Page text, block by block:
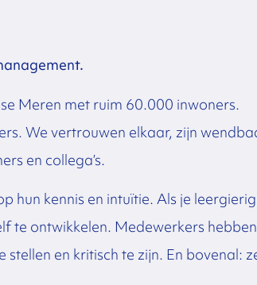
Meren met ruim 60.000 inwoners.
We vertrouwen elkaar, zijn
en collega’s.
hun kennis en intuïtie. Als je leergierig
te ontwikkelen. Medewerkers hebben
en kritisch te zijn. En bovenal: